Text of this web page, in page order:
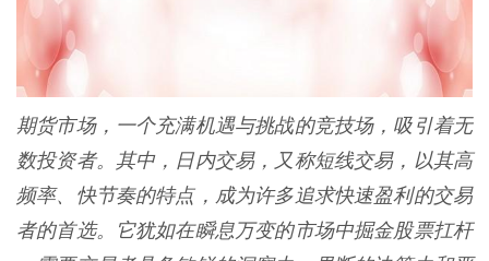
期货市场，一个充满机遇与挑战的竞技场，吸引着无
数投资者。其中，日内交易，又称短线交易，以其高
频率、快节奏的特点，成为许多追求快速盈利的交易
者的首选。它犹如在瞬息万变的市场中掘金股票扛杆